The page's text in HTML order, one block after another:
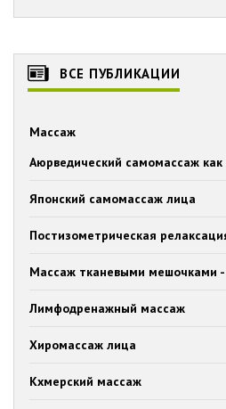
ВСЕ ПУБЛИКАЦИИ
Массаж
Аюрведический самомассаж как
Японский самомассаж лица
Постизометрическая
Массаж тканевыми мешочками -
Лимфодренажный массаж
Хиромассаж лица
Кхмерский массаж